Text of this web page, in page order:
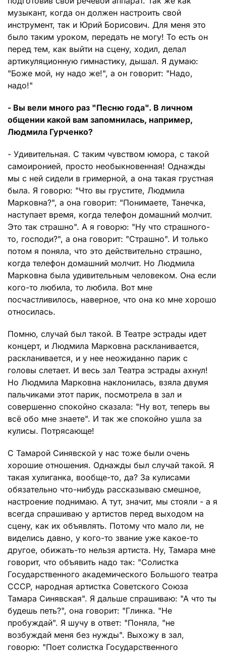
музыкант, когда он должен настроить свой
инструмент, так и Юрий Борисович. Для меня это
было таким уроком, передать не могу! То есть он
перед тем, как выйти на сцену, ходил, делал
артикуляционную гимнастику, дышал. Я думаю:
"Боже мой, ну надо же!", а он говорит: "Надо,
надо!"
- Вы вели много раз "Песню года". В личном
общении какой вам запомнилась, например,
Людмила Гурченко?
- Удивительная. С таким чувством юмора, с такой
самоиронией, просто необыкновенная! Однажды
мы с ней сидели в гримерной, а она такая грустная
была. Я говорю: "Что вы грустите, Людмила
Марковна?", а она говорит: "Понимаете, Танечка,
наступает время, когда телефон домашний молчит.
Это так страшно". А я говорю: "Ну что страшного-
то, господи?", а она говорит: "Страшно". И только
потом я поняла, что это действительно страшно,
когда телефон домашний молчит. Но Людмила
Марковна была удивительным человеком. Она если
кого-то любила, то любила. Вот мне
посчастливилось, наверное, что она ко мне хорошо
относилась.
Помню, случай был такой. В Театре эстрады идет
концерт, и Людмила Марковна раскланивается,
раскланивается, и у нее неожиданно парик с
головы слетает. И весь зал Театра эстрады ахнул!
Но Людмила Марковна наклонилась, взяла двумя
пальчиками этот парик, посмотрела в зал и
совершенно спокойно сказала: "Ну вот, теперь вы
всё обо мне знаете". И так же спокойно ушла за
кулисы. Потрясающе!
С Тамарой Синявской у нас тоже были очень
хорошие отношения. Однажды был случай такой. Я
такая хулиганка, вообще-то, да? За кулисами
обязательно что-нибудь рассказываю смешное,
настроение поднимаю. А тут, значит, мы стояли - а я
всегда спрашиваю у артистов перед выходом на
сцену, как их объявлять. Потому что мало ли, не
виделись давно, у кого-то звание уже какое-то
другое, обижать-то нельзя артиста. Ну, Тамара мне
говорит, что объявить надо так: "Солистка
Государственного академического Большого театра
СССР, народная артистка Советского Союза
Тамара Синявская". Я дальше спрашиваю: "А что ты
будешь петь?", она говорит: "Глинка. "Не
пробуждай". Я шучу в ответ: "Поняла, "не
возбуждай меня без нужды". Выхожу в зал,
говорю: "Поет солистка Государственного